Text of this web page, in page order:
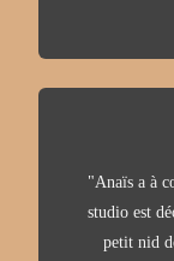
"Anaïs a à
studio est
petit nid